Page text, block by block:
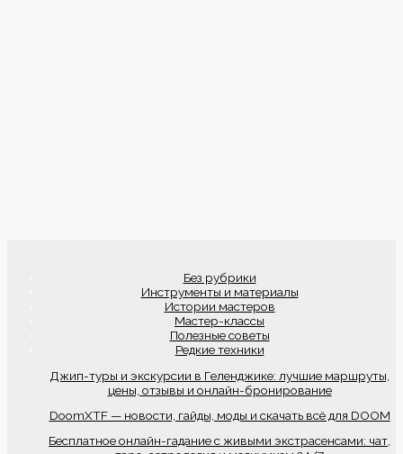
Без рубрики
Инструменты и материалы
Истории мастеров
Мастер-классы
Полезные советы
Редкие техники
Джип-туры и экскурсии в Геленджике: лучшие маршруты,
цены, отзывы и онлайн-бронирование
DoomXTF — новости, гайды, моды и скачать всё для DOOM
Бесплатное онлайн-гадание с живыми экстрасенсами: чат,